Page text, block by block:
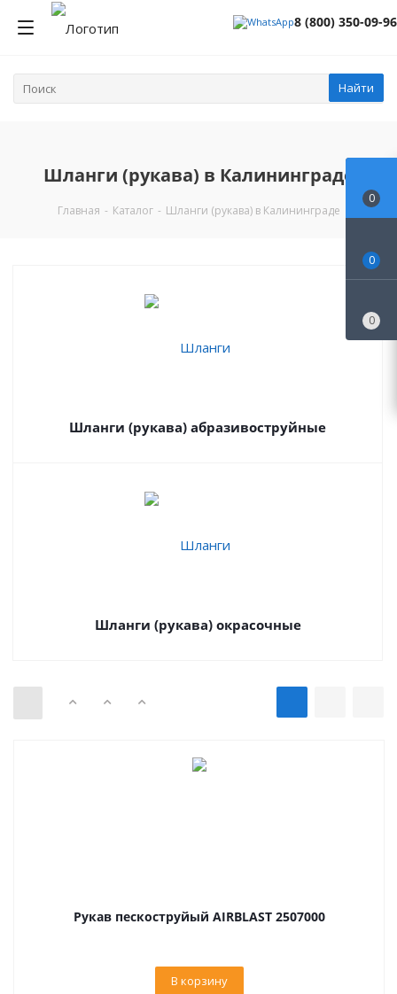
8 (800) 350-09-96
Найти
Шланги (рукава) в Калининграде
Главная - Каталог - Шланги (рукава) в Калининграде
Шланги (рукава) абразивоструйные
Шланги (рукава) окрасочные
Рукав пескоструйый AIRBLAST 2507000
В корзину
0
0
0